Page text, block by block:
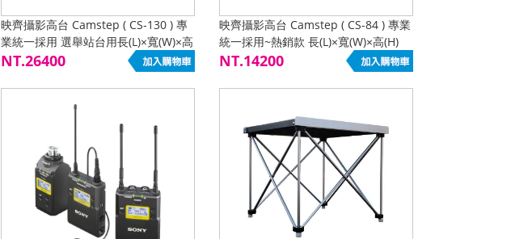
映齊攝影高台 Camstep ( CS-130 ) 專
業統一採用 選舉站台用長(L)×寬(W)×高
(H) 120×120×130
NT.26400
映齊攝影高台 Camstep ( CS-84 ) 專業
統一採用~熱銷款 長(L)×寬(W)×高(H)
90×90×84 現貨特惠熱買中
NT.14200